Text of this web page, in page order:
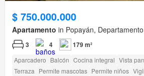
$ 750.000.000
Apartamento in Popayán,
3 4 179 m²
Aparcadero Balcón Cocina integral Vista
Terraza Permite mascotas Permite niños